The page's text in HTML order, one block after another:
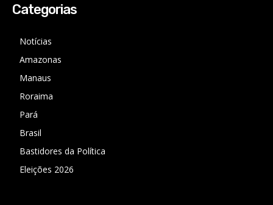
Categorias
Notícias
Amazonas
Manaus
Roraima
Pará
Brasil
Bastidores da Política
Eleições 2026